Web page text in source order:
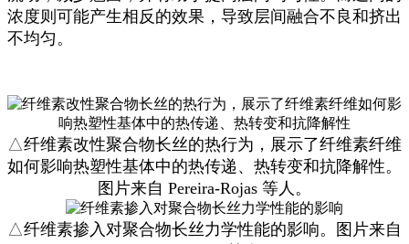
浓度则可能产生相反的效果，导致层间融合不良和挤出
不均匀。
△纤维素改性聚合物长丝的热行为，展示了纤维素纤维
如何影响热塑性基体中的热传递、热转变和抗降解性。
图片来自 Pereira-Rojas 等人。
△纤维素掺入对聚合物长丝力学性能的影响。图片来自